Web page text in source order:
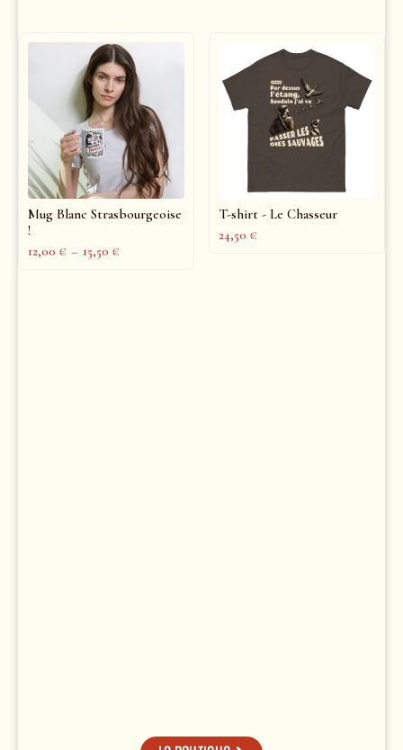
Mug Blanc Strasbourgeoise
!
12,00 € – 15,50 €
T-shirt - Le Chasseur
24,50 €